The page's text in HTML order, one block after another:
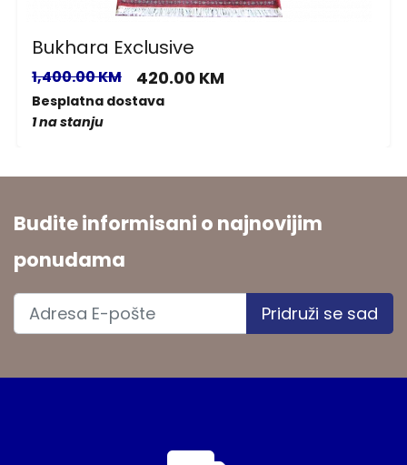
Bukhara Exclusive
1,400.00 KM 420.00 KM
Besplatna dostava
1 na stanju
Budite informisani o najnovijim
ponudama
Pridruži se sad